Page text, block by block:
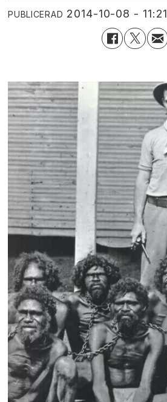
PUBLICERAD 2014-10-08 - 11:21